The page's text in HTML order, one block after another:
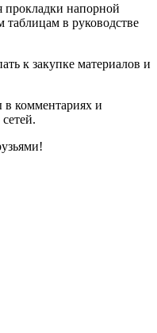
прокладки напорной
в руководстве
к закупке материалов и
комментариях и